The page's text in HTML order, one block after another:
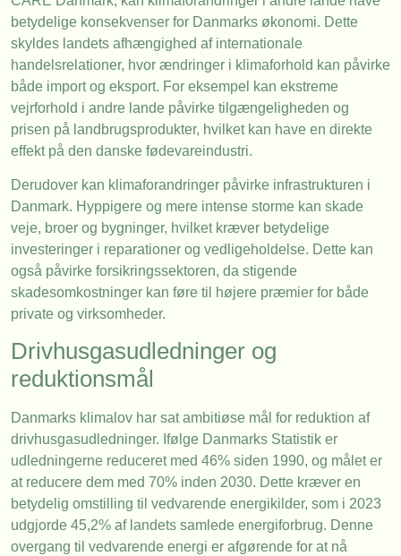
betydelige konsekvenser for Danmarks økonomi. Dette
skyldes landets afhængighed af internationale
handelsrelationer, hvor ændringer i klimaforhold kan påvirke
både import og eksport. For eksempel kan ekstreme
vejrforhold i andre lande påvirke tilgængeligheden og
prisen på landbrugsprodukter, hvilket kan have en direkte
effekt på den danske fødevareindustri.
Derudover kan klimaforandringer påvirke infrastrukturen i
Danmark. Hyppigere og mere intense storme kan skade
veje, broer og bygninger, hvilket kræver betydelige
investeringer i reparationer og vedligeholdelse. Dette kan
også påvirke forsikringssektoren, da stigende
skadesomkostninger kan føre til højere præmier for både
private og virksomheder.
Drivhusgasudledninger og
reduktionsmål
Danmarks klimalov har sat ambitiøse mål for reduktion af
drivhusgasudledninger. Ifølge Danmarks Statistik er
udledningerne reduceret med 46% siden 1990, og målet er
at reducere dem med 70% inden 2030. Dette kræver en
betydelig omstilling til vedvarende energikilder, som i 2023
udgjorde 45,2% af landets samlede energiforbrug. Denne
overgang til vedvarende energi er afgørende for at nå